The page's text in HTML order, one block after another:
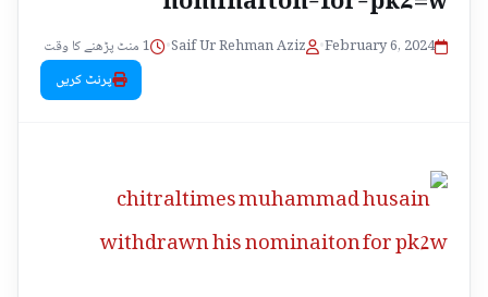
February 6, 2024
•
Saif Ur Rehman Aziz
•
1 منٹ پڑھنے کا وقت
پرنٹ کریں